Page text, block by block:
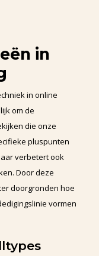
in
in online
om de
die onze
pluspunten
verbetert ook
Door deze
doorgronden hoe
vormen